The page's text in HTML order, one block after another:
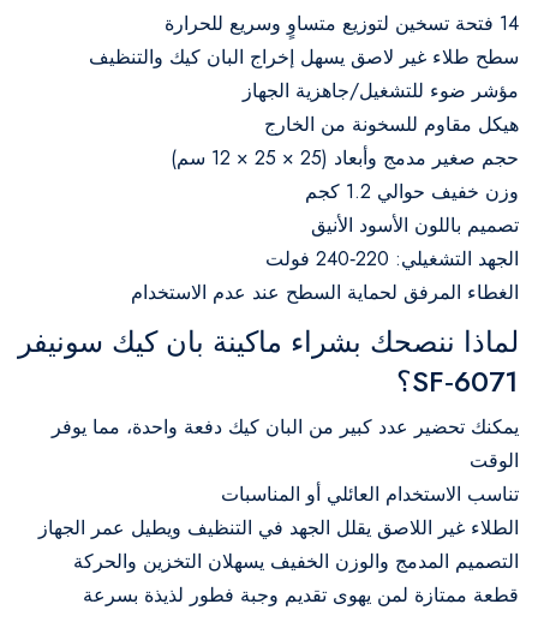
14 فتحة تسخين لتوزيع متساوٍ وسريع للحرارة
سطح طلاء غير لاصق يسهل إخراج البان كيك والتنظيف
مؤشر ضوء للتشغيل/جاهزية الجهاز
هيكل مقاوم للسخونة من الخارج
حجم صغير مدمج وأبعاد (25 × 25 × 12 سم)
وزن خفيف حوالي 1.2 كجم
تصميم باللون الأسود الأنيق
الجهد التشغيلي: 220‑240 فولت
الغطاء المرفق لحماية السطح عند عدم الاستخدام
لماذا ننصحك بشراء ماكينة بان كيك سونيفر
SF‑6071؟
يمكنك تحضير عدد كبير من البان كيك دفعة واحدة، مما يوفر
الوقت
تناسب الاستخدام العائلي أو المناسبات
الطلاء غير اللاصق يقلل الجهد في التنظيف ويطيل عمر الجهاز
التصميم المدمج والوزن الخفيف يسهلان التخزين والحركة
قطعة ممتازة لمن يهوى تقديم وجبة فطور لذيذة بسرعة